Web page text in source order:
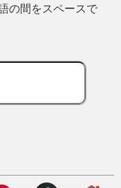
の間をスペースで